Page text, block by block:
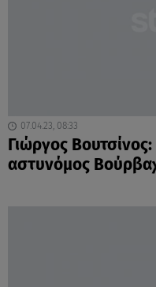
07.04.23, 08:33
Γιώργος
αστυνόμος